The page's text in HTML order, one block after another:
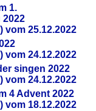
1.
25.12.2022
24.12.2022
singen 2022
24.12.2022
4 Advent 2022
18.12.2022